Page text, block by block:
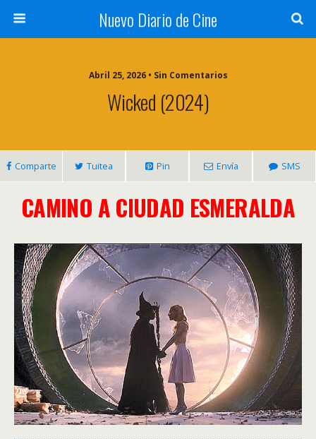
Nuevo Diario de Cine
Abril 25, 2026 • Sin Comentarios
Wicked (2024)
Comparte Tuitea Pin Envía SMS
CAMINO A CIUDAD ESMERALDA